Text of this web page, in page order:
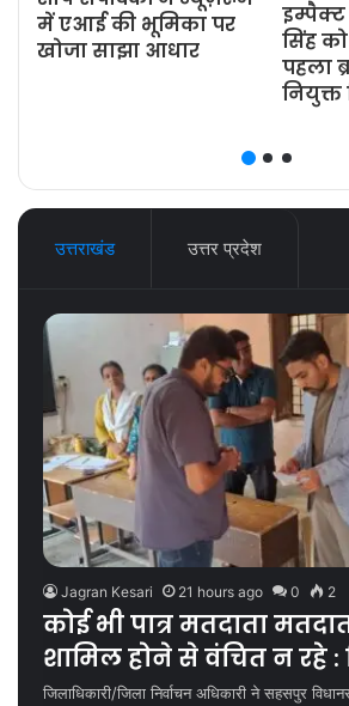
में एआई की भूमिका पर
खोजा साझा आधार
सिंह
पहला
नियुक्त
उत्तराखंड उत्तर प्रदेश
Jagran Kesari 21 hours ago 0 2
कोई भी पात्र मतदाता
शामिल होने से वंचित न रहे :
जिलाधिकारी/जिला निर्वाचन अधिकारी ने सहसपुर